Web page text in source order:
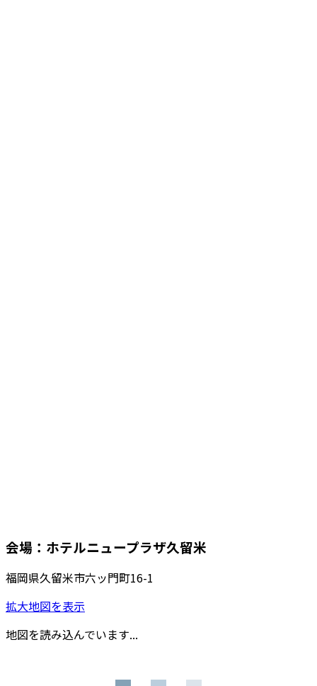
会場：ホテルニュープラザ久留米
福岡県久留米市六ッ門町16-1
拡大地図を表示
地図を読み込んでいます...